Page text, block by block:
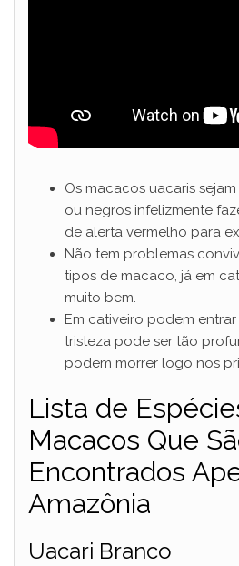
Os macacos uacaris
ou negros infelizmente
de alerta vermelho para
Não tem problemas
tipos de macaco, já em
muito bem.
Em cativeiro podem
tristeza pode ser tão
podem morrer logo nos
Lista de
Macacos Que
Encontrados
Amazônia
Uacari Branco